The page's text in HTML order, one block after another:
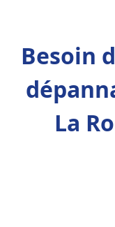
Besoin
La